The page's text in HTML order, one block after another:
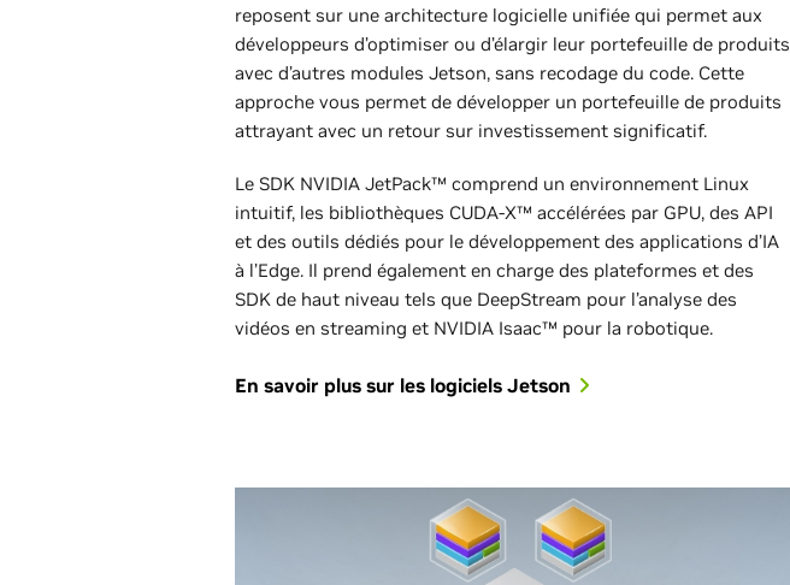
reposent sur une architecture logicielle unifiée qui permet aux
développeurs d’optimiser ou d’élargir leur portefeuille de produits
avec d’autres modules Jetson, sans recodage du code. Cette
approche vous permet de développer un portefeuille de produits
attrayant avec un retour sur investissement significatif.
Le SDK NVIDIA JetPack™ comprend un environnement Linux
intuitif, les bibliothèques CUDA-X™ accélérées par GPU, des API
et des outils dédiés pour le développement des applications d’IA
à l’Edge. Il prend également en charge des plateformes et des
SDK de haut niveau tels que DeepStream pour l’analyse des
vidéos en streaming et NVIDIA Isaac™ pour la robotique.
En savoir plus sur les logiciels Jetson